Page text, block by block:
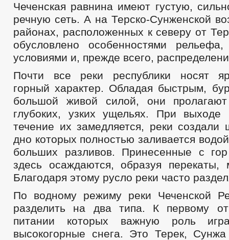
Чеченская равнина имеют густую,
речную сеть. А на Терско-Сунженской
районах, расположенных к северу от
обусловлено особенностями рельефа,
условиями и, прежде всего,
Почти все реки республики носят
горный характер. Обладая быстрым,
большой живой силой, они
глубоких, узких ущельях. При выходе
течение их замедляется, реки создали
дно которых полностью заливается
больших разливов. Принесенные с
здесь осаждаются, образуя перекаты,
Благодаря этому русло реки часто
По водному режиму реки Чеченской
разделить на два типа. К первому
питании которых важную роль
высокогорные снега. Это Терек,